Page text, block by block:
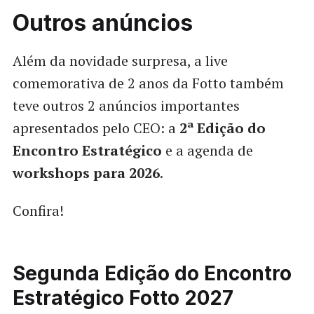
Outros anúncios
Além da novidade surpresa, a live
comemorativa de 2 anos da Fotto também
teve outros 2 anúncios importantes
apresentados pelo CEO: a 2ª Edição do
Encontro Estratégico e a agenda de
workshops para 2026.
Confira!
Segunda Edição do Encontro
Estratégico Fotto 2027